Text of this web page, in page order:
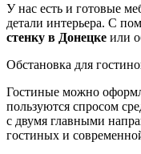
У нас есть и готовые
детали интерьера. С
стенку в Донецке или
Обстановка для
Гостиные можно
пользуются спросом
с двумя главными
гостиных и